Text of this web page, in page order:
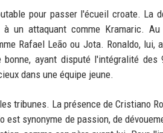
pour passer l'écueil croate. La
un attaquant comme Kramaric.
Rafael Leão ou Jota. Ronaldo,
ayant disputé l'intégralité
dans une équipe jeune.
tribunes. La présence de Cristiano
synonyme de passion, de